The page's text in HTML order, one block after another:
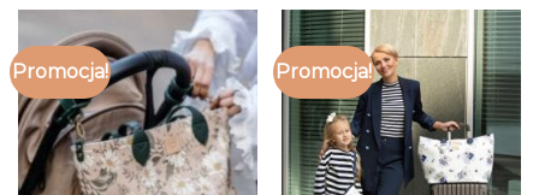
Promocja! Promocja!